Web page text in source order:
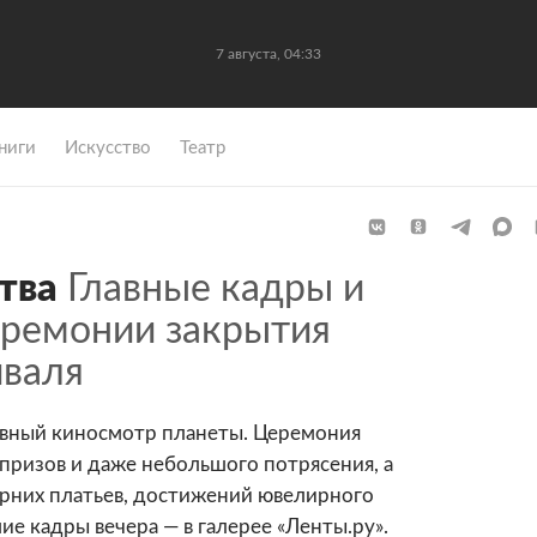
7 августа, 04:33
Искусство Театр
Главные кадры и
закрытия
киносмотр планеты. Церемония
и даже небольшого потрясения, а
платьев, достижений ювелирного
кадры вечера — в галерее «Ленты.ру».